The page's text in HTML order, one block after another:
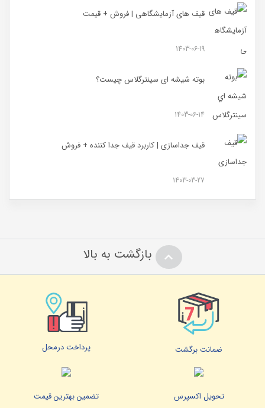
قیف های آزمایشگاهی | فروش + قیمت
1403-06-19
بوته شیشه ای سینترگلاس چیست؟
1403-06-14
قیف جداسازی | کاربرد قیف جدا کننده + فروش
1403-03-27
بازگشت به بالا
ضمانت برگشت پرداخت درمحل
تحویل اکسپرس تضمین بهترین قیمت